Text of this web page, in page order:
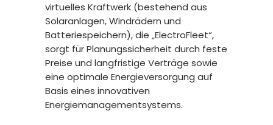
virtuelles Kraftwerk (bestehend aus
Solaranlagen, Windrädern und
Batteriespeichern), die „ElectroFleet“,
sorgt für Planungssicherheit durch feste
Preise und langfristige Verträge sowie
eine optimale Energieversorgung auf
Basis eines innovativen
Energiemanagementsystems.